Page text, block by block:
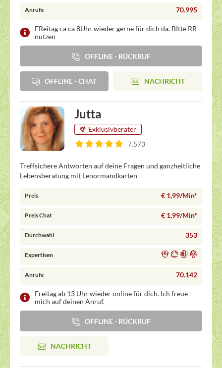
Anrufe 70.995
FReitag ca ca 8Uhr wieder gerne für dich da. BItte RR
nutzen
OFFLINE - RÜCKRUF
OFFLINE - CHAT NACHRICHT
Jutta
Exklusivberater
7.573
Treffsichere Antworten auf deine Fragen und ganzheitliche
Lebensberatung mit Lenormandkarten
Preis € 1,99/Min*
Preis Chat € 1,99/Min*
Durchwahl 353
Expertisen
Anrufe 70.142
Freitag ab 13 Uhr wieder online für dich. Ich freue
mich auf deinen Anruf.
OFFLINE - RÜCKRUF
NACHRICHT